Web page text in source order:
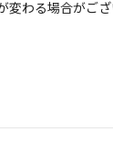
わる場合がござ